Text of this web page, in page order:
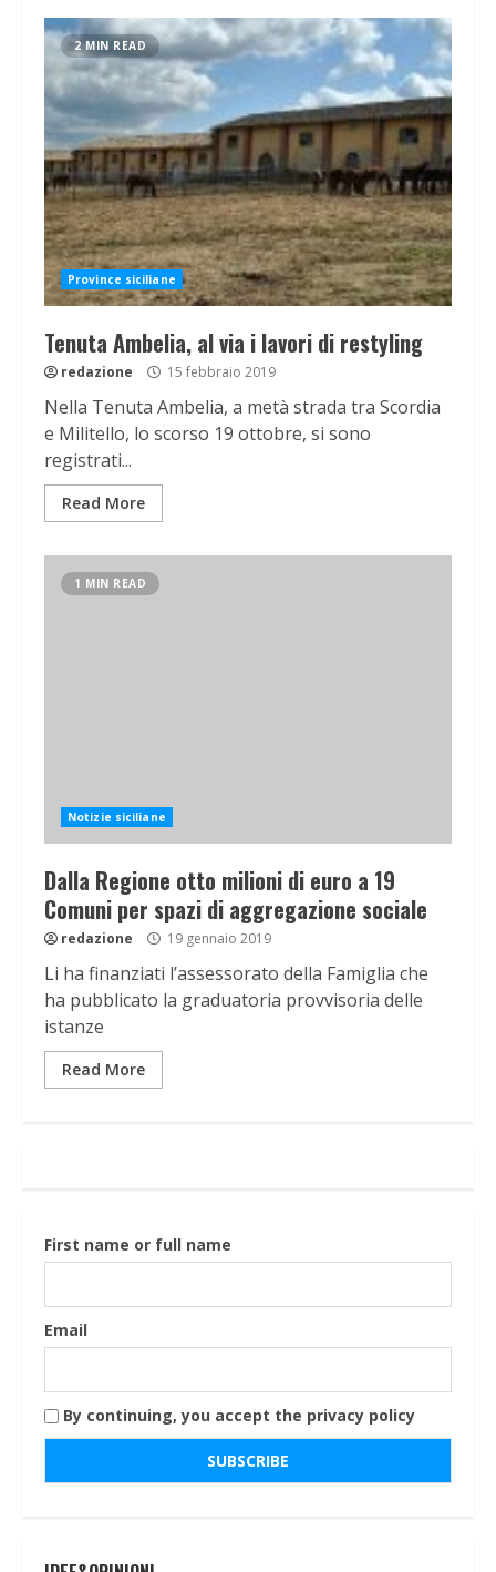
2 MIN READ
Province siciliane
Tenuta Ambelia, al via i lavori di restyling
redazione 15 febbraio 2019
Nella Tenuta Ambelia, a metà strada tra Scordia
e Militello, lo scorso 19 ottobre, si sono
registrati...
Read More
1 MIN READ
Notizie siciliane
Dalla Regione otto milioni di euro a 19
Comuni per spazi di aggregazione sociale
redazione 19 gennaio 2019
Li ha finanziati l’assessorato della Famiglia che
ha pubblicato la graduatoria provvisoria delle
istanze
Read More
First name or full name
Email
By continuing, you accept the privacy policy